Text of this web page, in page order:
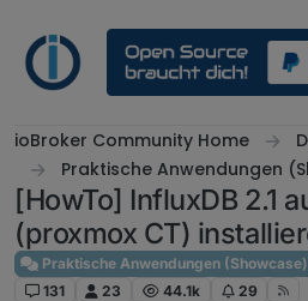
ioBroker Community Home
Praktische Anwendungen
[HowTo] InfluxDB 2.1
(proxmox CT)
Praktische Anwendungen (Showcase)
131
23 44.1k 29